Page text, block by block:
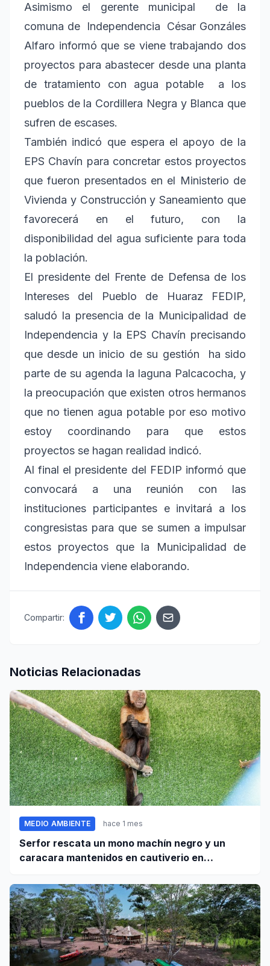
Asimismo el gerente municipal de la
comuna de Independencia César Gonzáles
Alfaro informó que se viene trabajando dos
proyectos para abastecer desde una planta
de tratamiento con agua potable a los
pueblos de la Cordillera Negra y Blanca que
sufren de escases.
También indicó que espera el apoyo de la
EPS Chavín para concretar estos proyectos
que fueron presentados en el Ministerio de
Vivienda y Construcción y Saneamiento que
favorecerá en el futuro, con la
disponibilidad del agua suficiente para toda
la población.
El presidente del Frente de Defensa de los
Intereses del Pueblo de Huaraz FEDIP,
saludó la presencia de la Municipalidad de
Independencia y la EPS Chavín precisando
que desde un inicio de su gestión ha sido
parte de su agenda la laguna Palcacocha, y
la preocupación que existen otros hermanos
que no tienen agua potable por eso motivo
estoy coordinando para que estos
proyectos se hagan realidad indicó.
Al final el presidente del FEDIP informó que
convocará a una reunión con las
instituciones participantes e invitará a los
congresistas para que se sumen a impulsar
estos proyectos que la Municipalidad de
Independencia viene elaborando.
Compartir:
Noticias Relacionadas
MEDIO AMBIENTE hace 1 mes
Serfor rescata un mono machín negro y un
caracara mantenidos en cautiverio en